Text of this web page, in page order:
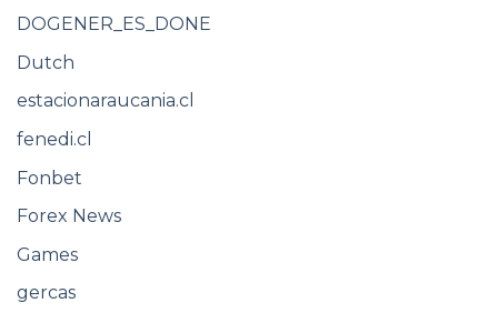
DOGENER_ES_DONE
Dutch
estacionaraucania.cl
fenedi.cl
Fonbet
Forex News
Games
gercas